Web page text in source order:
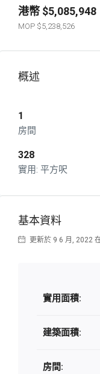
$5,085,948
$5,238,526
概述
1
房間
328
平方呎
基本資料
更新於 9 6 月, 2022
實用面積:
建築面積:
房間: